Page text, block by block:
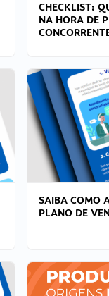
CHECKLIST:
NA HORA DE
SAIBA COMO
PLANO DE